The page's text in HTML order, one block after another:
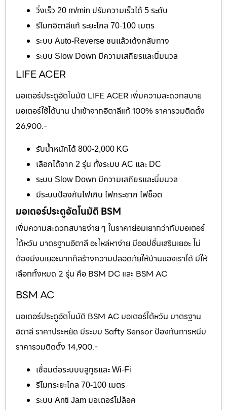
วิ่งเร็ว 20 m/min ปรับความเร็วได้ 5 ระดับ
รีโมทอิตาลีแท้ ระยะไกล 70-100 เมตร
ระบบ Auto-Reverse ชนแล้วเด้งกลับทาง
ระบบ Slow Down มีความเสถียรและนิ่มนวล
LIFE ACER
มอเตอร์ประตูอัตโนมัติ LIFE ACER เพิ่มความสะดวกสบาย
มอเตอร์ใช้ได้นาน นำเข้าจากอิตาลีแท้ 100% ราคารวมติดตั้ง
26,900.-
รับน้ำหนักได้ 800-2,000 KG
เลือกได้จาก 2 รุ่น ทั้งระบบ AC และ DC
ระบบ Slow Down มีความเสถียรและนิ่มนวล
มีระบบป้องกันไฟเกิน ไฟกระชาก ไฟช็อต
มอเตอร์ประตูอัตโนมัติ BSM
เพิ่มความสะดวกสบายง่าย ๆ ในราคาย่อมเยากว่ากับมอเตอร์
ไต้หวัน มาตรฐานอิตาลี อะไหล่หาง่าย มีออปชั่นเสริมเยอะ ไม่
ต้องมีงบเยอะมากก็สร้างความปลอดภัยให้บ้านของเราได้ มีให้
เลือกทั้งหมด 2 รุ่น คือ BSM DC และ BSM AC
BSM AC
มอเตอร์ประตูอัตโนมัติ BSM AC มอเตอร์ไต้หวัน มาตรฐาน
อิตาลี ราคาประหยัด มีระบบ Safty Sensor ป้องกันการหนีบ
ราคารวมติดตั้ง 14,900.-
เชื่อมต่อระบบบลูทูธและ Wi-Fi
รีโมทระยะไกล 70-100 เมตร
ระบบ Anti Jam มอเตอร์ไม่ล็อค